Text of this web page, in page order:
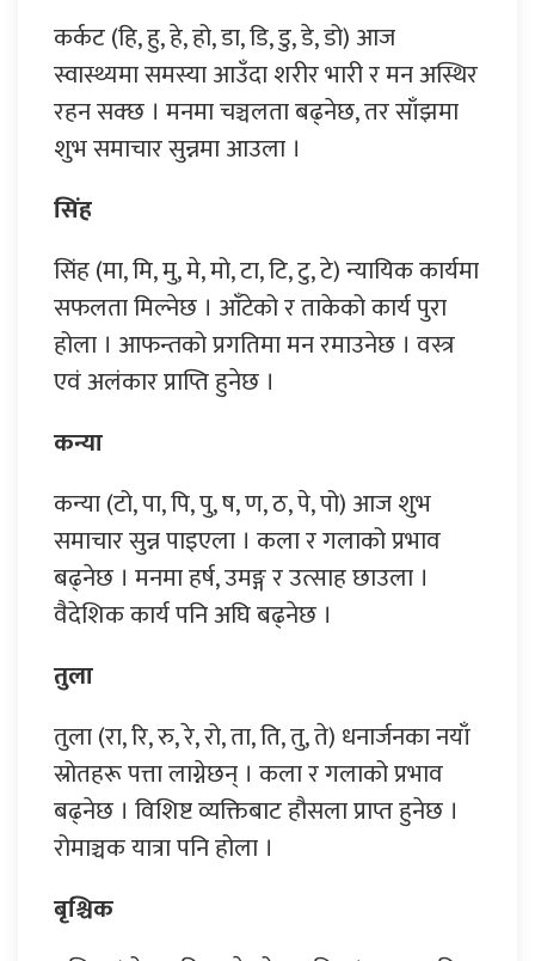
कर्कट (हि, हु, हे, हो, डा, डि, डु, डे, डो) आज
स्वास्थ्यमा समस्या आउँदा शरीर भारी र मन अस्थिर
रहन सक्छ । मनमा चञ्चलता बढ्नेछ, तर साँझमा
शुभ समाचार सुन्नमा आउला ।
सिंह
सिंह (मा, मि, मु, मे, मो, टा, टि, टु, टे) न्यायिक कार्यमा
सफलता मिल्नेछ । आँटेको र ताकेको कार्य पुरा
होला । आफन्तको प्रगतिमा मन रमाउनेछ । वस्त्र
एवं अलंकार प्राप्ति हुनेछ ।
कन्या
कन्या (टो, पा, पि, पु, ष, ण, ठ, पे, पो) आज शुभ
समाचार सुन्न पाइएला । कला र गलाको प्रभाव
बढ्नेछ । मनमा हर्ष, उमङ्ग र उत्साह छाउला ।
वैदेशिक कार्य पनि अघि बढ्नेछ ।
तुला
तुला (रा, रि, रु, रे, रो, ता, ति, तु, ते) धनार्जनका नयाँ
स्रोतहरू पत्ता लाग्नेछन् । कला र गलाको प्रभाव
बढ्नेछ । विशिष्ट व्यक्तिबाट हौसला प्राप्त हुनेछ ।
रोमाञ्चक यात्रा पनि होला ।
बृश्चिक